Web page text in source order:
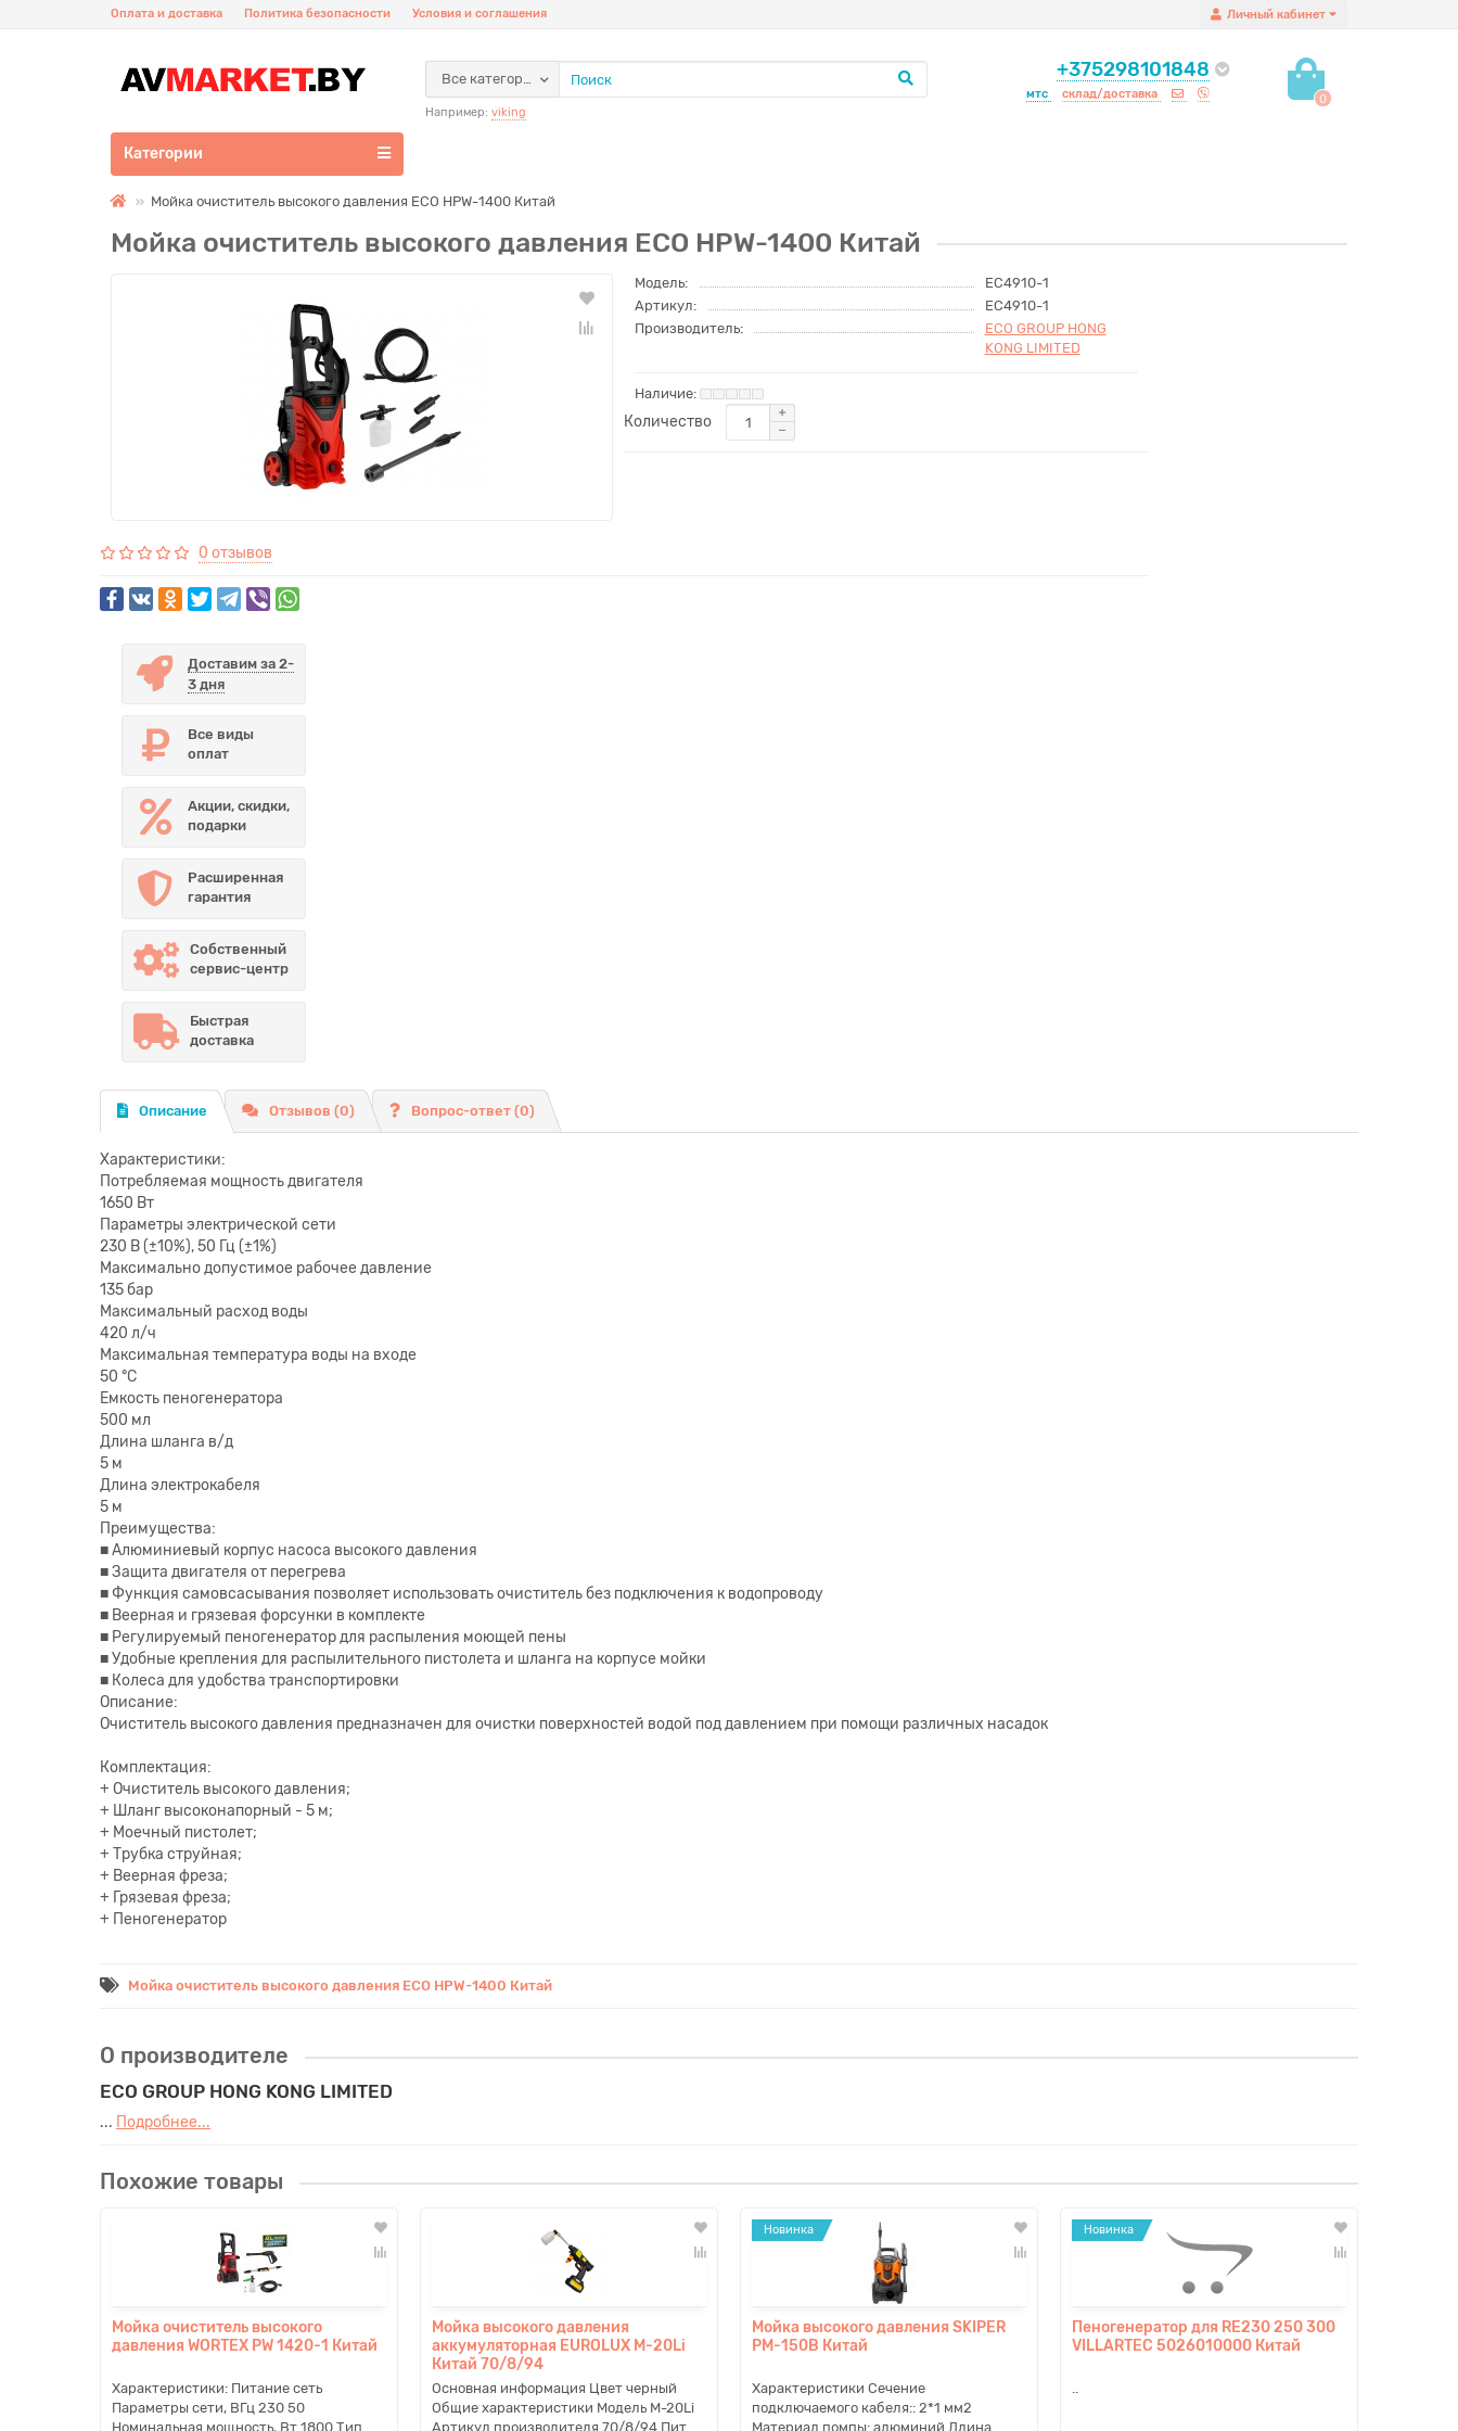
Личный кабинет
Оплата и доставка Политика безопасности Условия и соглашения
+375298101848
мтс склад/доставка 0
Все категории
Например: viking
Категории
Мойка очиститель высокого давления ECO HPW-1400 Китай
Мойка очиститель высокого давления ECO HPW-1400 Китай
Модель:
EC4910-1
Артикул:
EC4910-1
Производитель:
ECO GROUP HONG
KONG LIMITED
Количество
0 отзывов
Доставим за 2-
3 дня
Все виды
оплат
Акции, скидки,
подарки
Расширенная
гарантия
Собственный
сервис-центр
Быстрая
доставка
Описание Отзывов (0) Вопрос-ответ (0)
Характеристики:
Потребляемая мощность двигателя
1650 Вт
Параметры электрической сети
230 В (±10%), 50 Гц (±1%)
Максимально допустимое рабочее давление
135 бар
Максимальный расxод воды
420 л/ч
Максимальная температура воды на вxоде
50 °С
Емкость пеногенератора
500 мл
Длина шланга в/д
5 м
Длина электрокабеля
5 м
Преимущества:
■ Алюминиевый корпус насоса высокого давления
■ Защита двигателя от перегрева
■ Функция самовсасывания позволяет использовать очиститель без подключения к водопроводу
■ Веерная и грязевая форсунки в комплекте
■ Регулируемый пеногенератор для распыления моющей пены
■ Удобные крепления для распылительного пистолета и шланга на корпусе мойки
■ Колеса для удобства транспортировки
Описание:
Очиститель высокого давления предназначен для очистки поверхностей водой под давлением при помощи различных насадок
Комплектация:
+ Очиститель высокого давления;
+ Шланг высоконапорный - 5 м;
+ Моечный пистолет;
+ Трубка струйная;
+ Веерная фреза;
+ Грязевая фреза;
+ Пеногенератор
Мойка очиститель высокого давления ECO HPW-1400 Китай
О производителе
ECO GROUP HONG KONG LIMITED
... Подробнее...
Похожие товары
Мойка очиститель высокого
давления WORTEX PW 1420-1 Китай
Характеристики: Питание сеть
Параметры сети, ВГц 230 50
Номинальная мощность, Вт 1800 Тип
Мойка высокого давления
аккумуляторная EUROLUX M-20Li
Китай 70/8/94
Основная информация Цвет черный
Общие характеристики Модель M-20Li
Артикул производителя 70/8/94 Пит..
Новинка
Мойка высокого давления SKIPER
PM-150B Китай
Характеристики Сечение
подключаемого кабеля:: 2*1 мм2
Материал помпы: алюминий Длина
Новинка
Пеногенератор для RE230 250 300
VILLARTEC 5026010000 Китай
..